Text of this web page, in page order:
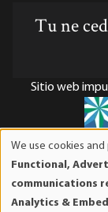
Tu ne
Sitio web
El Instituto Mises
exenta de
impuestos en la
We use cookies
Functional,
communications
Analytics &